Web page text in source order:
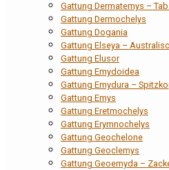
Gattung Dermatemys –
Gattung Dermochelys
Gattung Dogania
Gattung Elseya –
Gattung Elusor
Gattung Emydoidea
Gattung Emydura –
Gattung Emys
Gattung Eretmochelys
Gattung Erymnochelys
Gattung Geochelone
Gattung Geoclemys
Gattung Geoemyda –